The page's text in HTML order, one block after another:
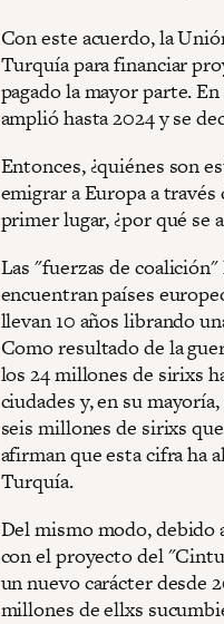
Con este acuerdo, la
Turquía para financiar
pagado la mayor parte.
amplió hasta 2024 y se
Entonces, ¿quiénes son
emigrar a Europa a
primer lugar, ¿por qué se
Las "fuerzas de
encuentran países
llevan 10 años librando
Como resultado de la
los 24 millones de sirixs
ciudades y, en su
seis millones de sirixs
afirman que esta cifra ha
Turquía.
Del mismo modo, debido
con el proyecto del
un nuevo carácter desde
millones de ellxs